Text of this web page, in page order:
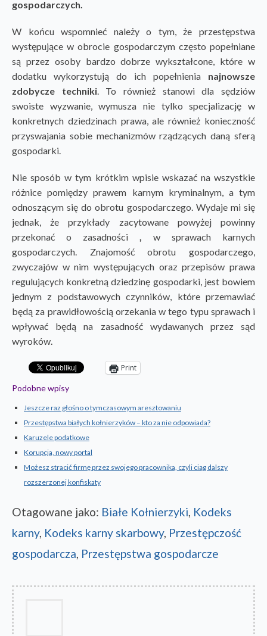
gospodarczych.
W końcu wspomnieć należy o tym, że przestępstwa
występujące w obrocie gospodarczym często popełniane
są przez osoby bardzo dobrze wykształcone, które w
dodatku wykorzystują do ich popełnienia najnowsze
zdobycze techniki. To również stanowi dla sędziów
swoiste wyzwanie, wymusza nie tylko specjalizację w
konkretnych dziedzinach prawa, ale również konieczność
przyswajania sobie mechanizmów rządzących daną sferą
gospodarki.
Nie sposób w tym krótkim wpisie wskazać na wszystkie
różnice pomiędzy prawem karnym kryminalnym, a tym
odnoszącym się do obrotu gospodarczego. Wydaje mi się
jednak, że przykłady zacytowane powyżej powinny
przekonać o zasadności , w sprawach karnych
gospodarczych. Znajomość obrotu gospodarczego,
zwyczajów w nim występujących oraz przepisów prawa
regulujących konkretną dziedzinę gospodarki, jest bowiem
jednym z podstawowych czynników, które przemawiać
będą za prawidłowością orzekania w tego typu sprawach i
wpływać będą na zasadność wydawanych przez sąd
wyroków.
Print
Podobne wpisy
Jeszcze raz głośno o tymczasowym aresztowaniu
Przestępstwa białych kołnierzyków – kto za nie odpowiada?
Karuzele podatkowe
Korupcja, nowy portal
Możesz stracić firmę przez swojego pracownika, czyli ciąg dalszy
rozszerzonej konfiskaty
Otagowane jako: Białe Kołnierzyki, Kodeks
karny, Kodeks karny skarbowy, Przestępczość
gospodarcza, Przestępstwa gospodarcze